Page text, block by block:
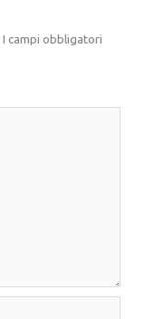
I campi obbligatori